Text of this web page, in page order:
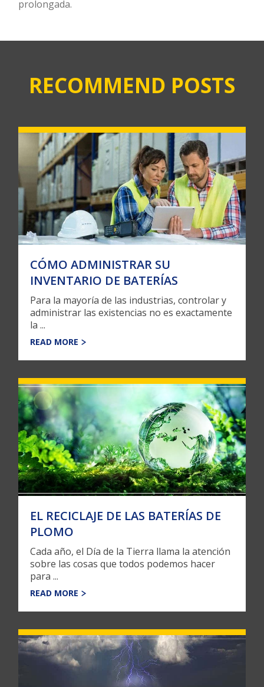
prolongada.
RECOMMEND POSTS
CÓMO ADMINISTRAR SU
INVENTARIO DE BATERÍAS
Para la mayoría de las industrias, controlar y
administrar las existencias no es exactamente
la ...
READ MORE
EL RECICLAJE DE LAS BATERÍAS DE
PLOMO
Cada año, el Día de la Tierra llama la atención
sobre las cosas que todos podemos hacer
para ...
READ MORE